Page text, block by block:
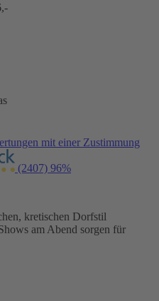
mit einer Zustimmung
(2407) 96%
kretischen Dorfstil
am Abend sorgen für